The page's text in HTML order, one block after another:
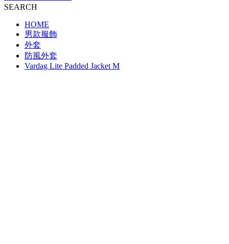
SEARCH
HOME
男款服飾
外套
防風外套
Vardag Lite Padded Jacket M